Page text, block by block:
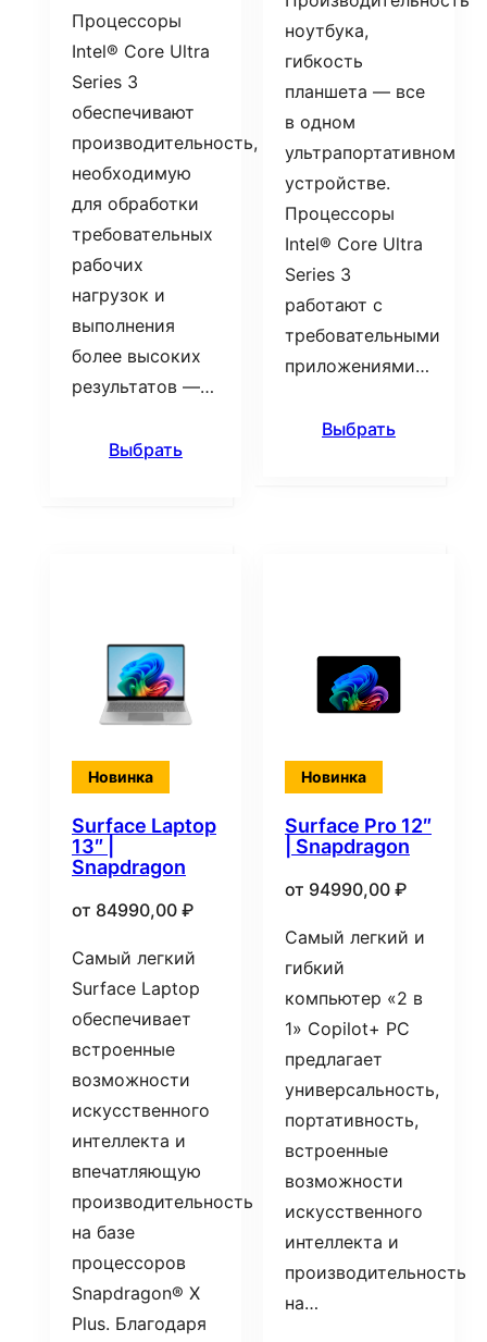
Процессоры
Intel® Core Ultra
Series 3
обеспечивают
производительность,
необходимую
для обработки
требовательных
рабочих
нагрузок и
выполнения
более высоких
результатов —…
Выбрать
ноутбука,
гибкость
планшета — все
в одном
ультрапортативном
устройстве.
Процессоры
Intel® Core Ultra
Series 3
работают с
требовательными
приложениями…
Выбрать
Новинка
Surface Laptop
13″ |
Snapdragon
от 84990,00 ₽
Самый легкий
Surface Laptop
обеспечивает
встроенные
возможности
искусственного
интеллекта и
впечатляющую
производительность
на базе
процессоров
Snapdragon® X
Plus. Благодаря
Новинка
Surface Pro 12″
| Snapdragon
от 94990,00 ₽
Самый легкий и
гибкий
компьютер «2 в
1» Copilot+ PC
предлагает
универсальность,
портативность,
встроенные
возможности
искусственного
интеллекта и
производительность
на…